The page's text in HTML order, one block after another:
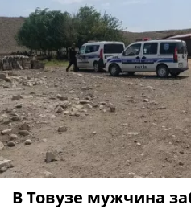
В Товузе мужчина